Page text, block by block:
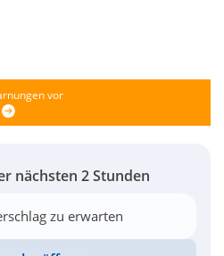
vor
nächsten 2 Stunden
zu erwarten